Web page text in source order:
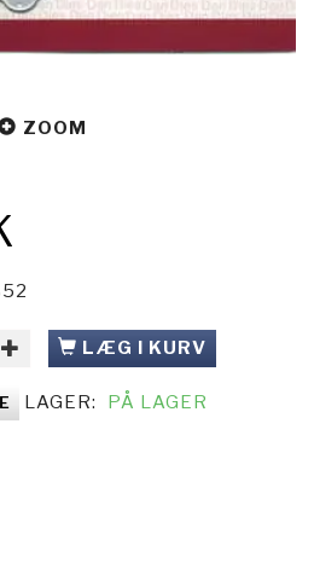
ZOOM
LÆG I KURV
LAGER: PÅ LAGER